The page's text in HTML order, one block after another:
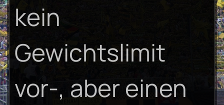
kein
Gewichtslimit
vor-, aber einen